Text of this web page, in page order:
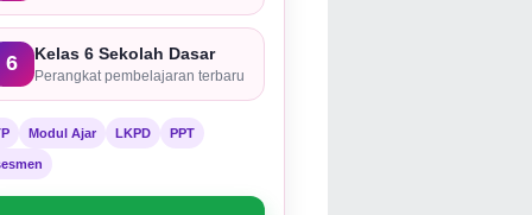
6 Kelas 6 Sekolah Dasar
Perangkat pembelajaran terbaru
Modul Ajar LKPD PPT